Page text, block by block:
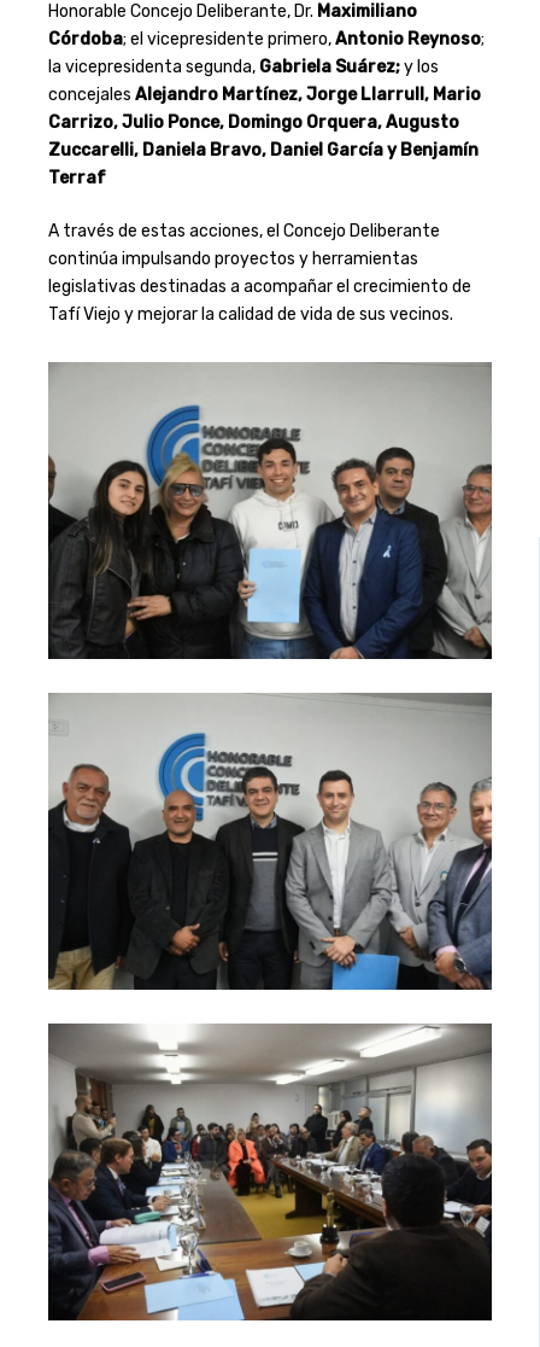
Honorable Concejo Deliberante, Dr. Maximiliano
Córdoba; el vicepresidente primero,Antonio Reynoso;
la vicepresidenta segunda, Gabriela Suárez;y los
concejales Alejandro Martínez, Jorge Llarrull, Mario
Carrizo, Julio Ponce, Domingo Orquera, Augusto
Zuccarelli, Daniela Bravo, Daniel García y Benjamín
Terraf
A través de estas acciones, el Concejo Deliberante
continúa impulsando proyectos y herramientas
legislativas destinadas a acompañar el crecimiento de
Tafí Viejo y mejorar la calidad de vida de sus vecinos.